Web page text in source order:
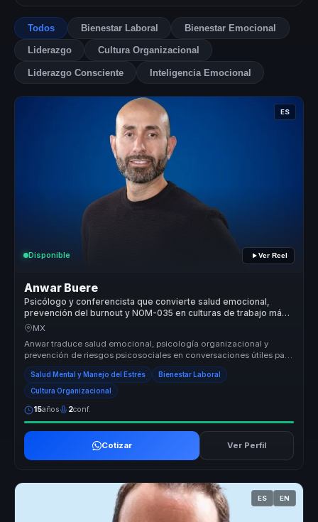
Todos Bienestar Laboral Bienestar Emocional
Liderazgo Cultura Organizacional
Liderazgo Consciente Inteligencia Emocional
ES
Disponible Ver Reel
Anwar Buere
Psicólogo y conferencista que convierte salud emocional,
prevención del burnout y NOM-035 en culturas de trabajo más
humanas.
MX
Anwar traduce salud emocional, psicología organizacional y
prevención de riesgos psicosociales en conversaciones útiles para
empresas. Ay...
Salud Mental y Manejo del Estrés Bienestar Laboral
Cultura Organizacional
15años 2conf.
Cotizar Ver Perfil
ES EN